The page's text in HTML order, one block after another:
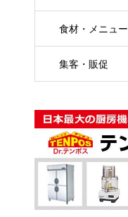
食材・メニュー
集客・販促